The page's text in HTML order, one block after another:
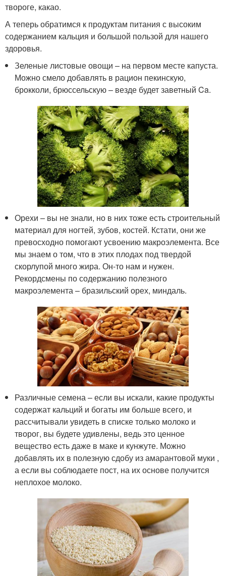
твороге, какао.
А теперь обратимся к продуктам питания с высоким
содержанием кальция и большой пользой для нашего
здоровья.
Зеленые листовые овощи – на первом месте капуста.
Можно смело добавлять в рацион пекинскую,
брокколи, брюссельскую – везде будет заветный Ca.
Орехи – вы не знали, но в них тоже есть строительный
материал для ногтей, зубов, костей. Кстати, они же
превосходно помогают усвоению макроэлемента. Все
мы знаем о том, что в этих плодах под твердой
скорлупой много жира. Он-то нам и нужен.
Рекордсмены по содержанию полезного
макроэлемента – бразильский орех, миндаль.
Различные семена – если вы искали, какие продукты
содержат кальций и богаты им больше всего, и
рассчитывали увидеть в списке только молоко и
творог, вы будете удивлены, ведь это ценное
вещество есть даже в маке и кунжуте. Можно
добавлять их в полезную сдобу из амарантовой муки ,
а если вы соблюдаете пост, на их основе получится
неплохое молоко.